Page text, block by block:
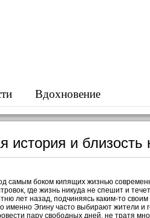
Вдохновение
история и близость
самым боком кипящих жизнью
где жизнь никуда не спешит и
лет назад, подчиняясь каким-то
именно Эгину часто выбирают жители и
пару свободных дней, не тратя